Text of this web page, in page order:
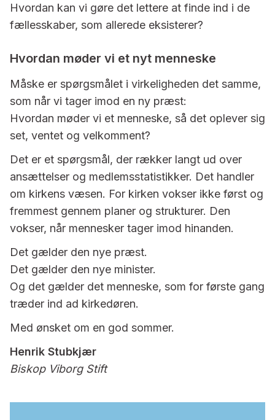
Hvordan kan vi gøre det lettere at finde ind i de
fællesskaber, som allerede eksisterer?
Hvordan møder vi et nyt menneske
Måske er spørgsmålet i virkeligheden det samme,
som når vi tager imod en ny præst:
Hvordan møder vi et menneske, så det oplever sig
set, ventet og velkomment?
Det er et spørgsmål, der rækker langt ud over
ansættelser og medlemsstatistikker. Det handler
om kirkens væsen. For kirken vokser ikke først og
fremmest gennem planer og strukturer. Den
vokser, når mennesker tager imod hinanden.
Det gælder den nye præst.
Det gælder den nye minister.
Og det gælder det menneske, som for første gang
træder ind ad kirkedøren.
Med ønsket om en god sommer.
Henrik Stubkjær
Biskop Viborg Stift